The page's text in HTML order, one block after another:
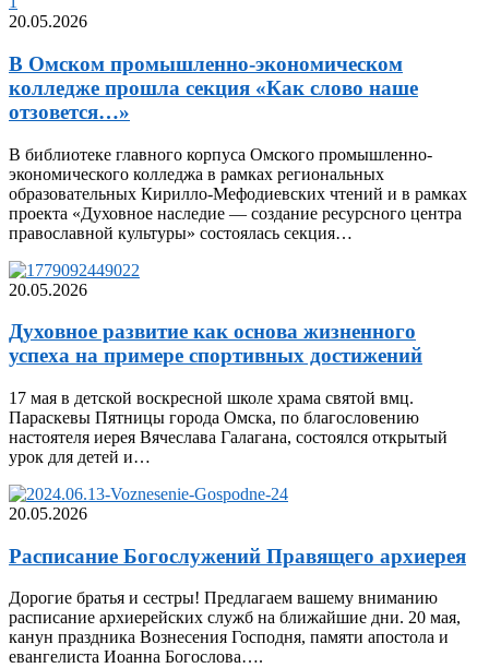
20.05.2026
В Омском промышленно-экономическом
колледже прошла секция «Как слово наше
отзовется…»
В библиотеке главного корпуса Омского промышленно-
экономического колледжа в рамках региональных
образовательных Кирилло-Мефодиевских чтений и в рамках
проекта «Духовное наследие — создание ресурсного центра
православной культуры» состоялась секция…
20.05.2026
Духовное развитие как основа жизненного
успеха на примере спортивных достижений
17 мая в детской воскресной школе храма святой вмц.
Параскевы Пятницы города Омска, по благословению
настоятеля иерея Вячеслава Галагана, состоялся открытый
урок для детей и…
20.05.2026
Расписание Богослужений Правящего архиерея
Дорогие братья и сестры! Предлагаем вашему вниманию
расписание архиерейских служб на ближайшие дни. 20 мая,
канун праздника Вознесения Господня, памяти апостола и
евангелиста Иоанна Богослова….